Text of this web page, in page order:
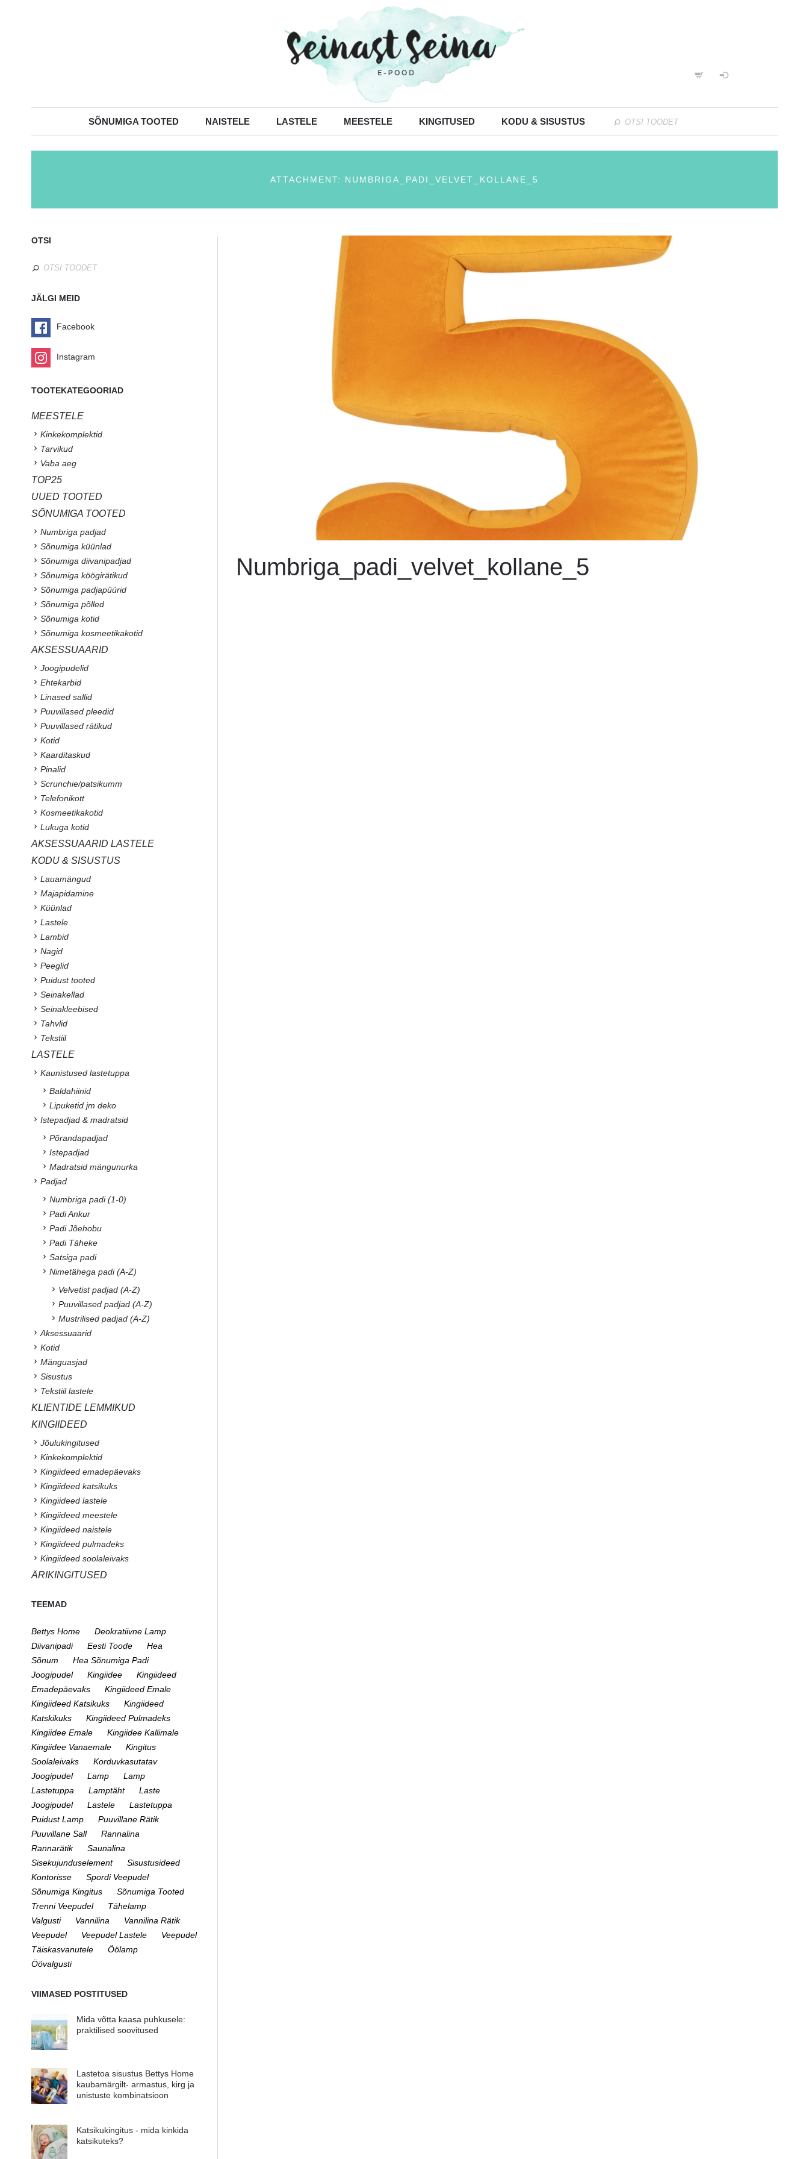
SÕNUMIGA TOOTED NAISTELE LASTELE MEESTELE KINGITUSED KODU & SISUSTUS
ATTACHMENT: NUMBRIGA_PADI_VELVET_KOLLANE_5
Numbriga_padi_velvet_kollane_5
OTSI
JÄLGI MEID
Facebook
Instagram
TOOTEKATEGOORIAD
MEESTELE
Kinkekomplektid
Tarvikud
Vaba aeg
TOP25
UUED TOOTED
SÕNUMIGA TOOTED
Numbriga padjad
Sõnumiga küünlad
Sõnumiga diivanipadjad
Sõnumiga köögirätikud
Sõnumiga padjapüürid
Sõnumiga põlled
Sõnumiga kotid
Sõnumiga kosmeetikakotid
AKSESSUAARID
Joogipudelid
Ehtekarbid
Linased sallid
Puuvillased pleedid
Puuvillased rätikud
Kotid
Kaarditaskud
Pinalid
Scrunchie/patsikumm
Telefonikott
Kosmeetikakotid
Lukuga kotid
AKSESSUAARID LASTELE
KODU & SISUSTUS
Lauamängud
Majapidamine
Küünlad
Lastele
Lambid
Nagid
Peeglid
Puidust tooted
Seinakellad
Seinakleebised
Tahvlid
Tekstiil
LASTELE
Kaunistused lastetuppa
Baldahiinid
Lipuketid jm deko
Istepadjad & madratsid
Põrandapadjad
Istepadjad
Madratsid mängunurka
Padjad
Numbriga padi (1-0)
Padi Ankur
Padi Jõehobu
Padi Täheke
Satsiga padi
Nimetähega padi (A-Z)
Velvetist padjad (A-Z)
Puuvillased padjad (A-Z)
Mustrilised padjad (A-Z)
Aksessuaarid
Kotid
Mänguasjad
Sisustus
Tekstiil lastele
KLIENTIDE LEMMIKUD
KINGIIDEED
Jõulukingitused
Kinkekomplektid
Kingiideed emadepäevaks
Kingiideed katsikuks
Kingiideed lastele
Kingiideed meestele
Kingiideed naistele
Kingiideed pulmadeks
Kingiideed soolaleivaks
ÄRIKINGITUSED
TEEMAD
Bettys Home
Deokratiivne Lamp
Diivanipadi
Eesti Toode
Hea
Sõnum
Hea Sõnumiga Padi
Joogipudel
Kingiidee
Kingiideed
Emadepäevaks
Kingiideed Emale
Kingiideed Katsikuks
Kingiideed
Katskikuks
Kingiideed Pulmadeks
Kingiidee Emale
Kingiidee Kallimale
Kingiidee Vanaemale
Kingitus
Soolaleivaks
Korduvkasutatav
Joogipudel
Lamp
Lamp
Lastetuppa
Lamptäht
Laste
Joogipudel
Lastele
Lastetuppa
Puidust Lamp
Puuvillane Rätik
Puuvillane Sall
Rannalina
Rannarätik
Saunalina
Sisekujunduselement
Sisustusideed
Kontorisse
Spordi Veepudel
Sõnumiga Kingitus
Sõnumiga Tooted
Trenni Veepudel
Tähelamp
Valgusti
Vannilina
Vannilina Rätik
Veepudel
Veepudel Lastele
Veepudel
Täiskasvanutele
Öölamp
Öövalgusti
VIIMASED POSTITUSED
Mida võtta kaasa puhkusele:
praktilised soovitused
Lastetoa sisustus Bettys Home
kaubamärgilt- armastus, kirg ja
unistuste kombinatsioon
Katsikukingitus - mida kinkida
katsikuteks?